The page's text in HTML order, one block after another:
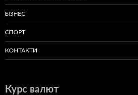
БІЗНЕС
СПОРТ
КОНТАКТИ
Курс валют